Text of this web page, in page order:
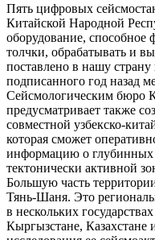
Пять цифровых
Китайской Народной
оборудование,
толчки, обрабатывать и
поставлено в нашу
подписанного год назад
Сейсмологическим бюро
предусматривает также
совместной узбекско-
которая сможет
информацию о глубинных
тектонически активной
Большую часть
Тянь-Шаня. Это
в нескольких
Кыргызстане,